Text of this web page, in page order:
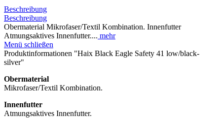
Beschreibung
Beschreibung
Obermaterial Mikrofaser/Textil Kombination. Innenfutter
Atmungsaktives Innenfutter.... mehr
Menü schließen
Produktinformationen "Haix Black Eagle Safety 41 low/black-
silver"
Obermaterial
Mikrofaser/Textil Kombination.
Innenfutter
Atmungsaktives Innenfutter.